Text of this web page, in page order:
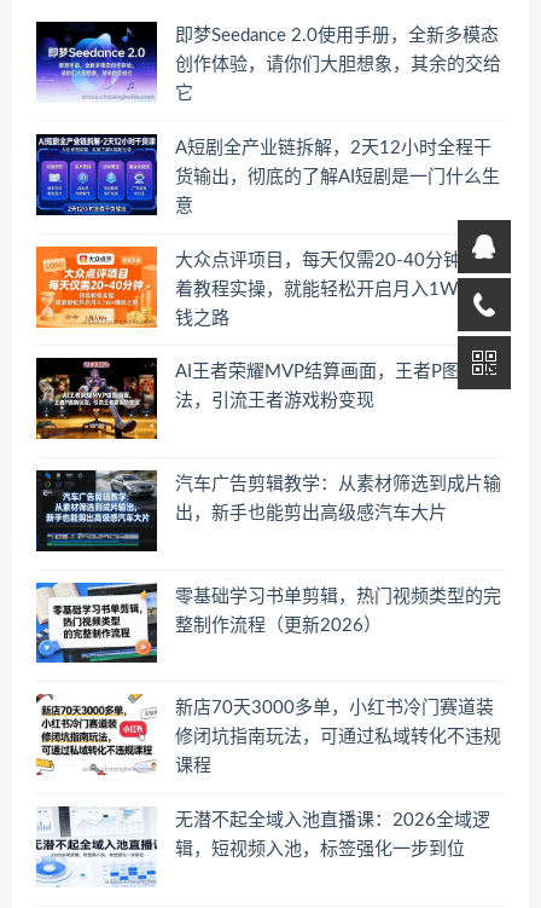
即梦Seedance 2.0使用手册，全新多模态
创作体验，请你们大胆想象，其余的交给
它
A短剧全产业链拆解，2天12小时全程干
货输出，彻底的了解AI短剧是一门什么生
意
大众点评项目，每天仅需20-40分钟，跟
着教程实操，就能轻松开启月入1W+賺
钱之路
AI王者荣耀MVP结算画面，王者P图新玩
法，引流王者游戏粉变现
汽车广告剪辑教学：从素材筛选到成片输
出，新手也能剪出高级感汽车大片
零基础学习书单剪辑，热门视频类型的完
整制作流程（更新2026）
新店70天3000多单，小红书冷门赛道装
修闭坑指南玩法，可通过私域转化不违规
课程
无潜不起全域入池直播课：2026全域逻
辑，短视频入池，标签强化一步到位